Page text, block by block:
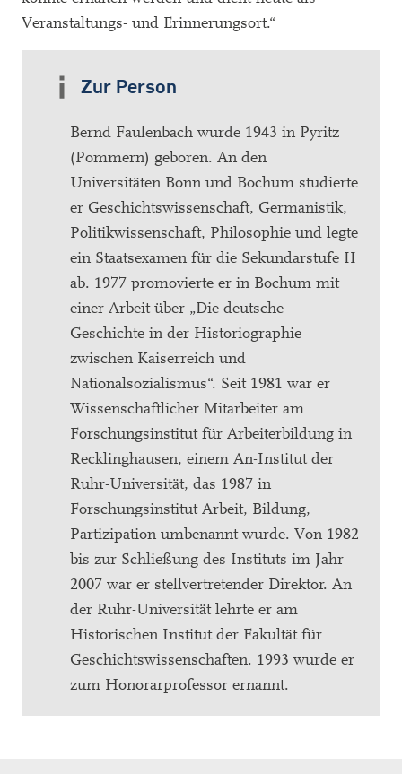
Veranstaltungs- und Erinnerungsort.“
Zur Person
Bernd Faulenbach wurde 1943 in Pyritz
(Pommern) geboren. An den
Universitäten Bonn und Bochum studierte
er Geschichtswissenschaft, Germanistik,
Politikwissenschaft, Philosophie und legte
ein Staatsexamen für die Sekundarstufe II
ab. 1977 promovierte er in Bochum mit
einer Arbeit über „Die deutsche
Geschichte in der Historiographie
zwischen Kaiserreich und
Nationalsozialismus“. Seit 1981 war er
Wissenschaftlicher Mitarbeiter am
Forschungsinstitut für Arbeiterbildung in
Recklinghausen, einem An-Institut der
Ruhr-Universität, das 1987 in
Forschungsinstitut Arbeit, Bildung,
Partizipation umbenannt wurde. Von 1982
bis zur Schließung des Instituts im Jahr
2007 war er stellvertretender Direktor. An
der Ruhr-Universität lehrte er am
Historischen Institut der Fakultät für
Geschichtswissenschaften. 1993 wurde er
zum Honorarprofessor ernannt.